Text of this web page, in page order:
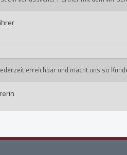
erreichbar und macht uns so